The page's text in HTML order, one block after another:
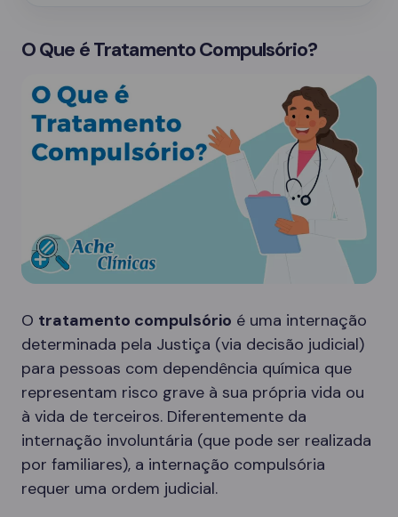
O Que é Tratamento Compulsório?
O tratamento compulsório é uma internação
determinada pela Justiça (via decisão judicial)
para pessoas com dependência química que
representam risco grave à sua própria vida ou
à vida de terceiros. Diferentemente da
internação involuntária (que pode ser realizada
por familiares), a internação compulsória
requer uma ordem judicial.